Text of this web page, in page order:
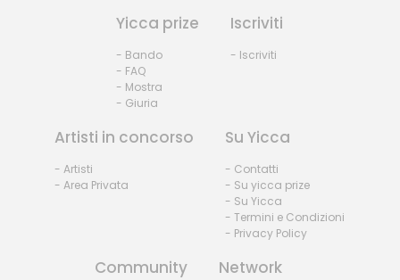
Yicca prize
- Bando
- FAQ
- Mostra
- Giuria
Iscriviti
- Iscriviti
Artisti in concorso
- Artisti
- Area Privata
Su Yicca
- Contatti
- Su yicca prize
- Su Yicca
- Termini e Condizioni
- Privacy Policy
Community Network